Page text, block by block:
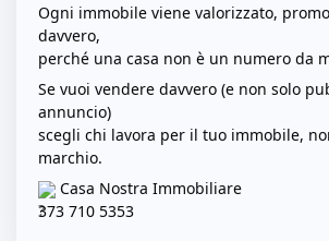
Ogni immobile viene valorizzato,
davvero,
perché una casa non è un numero da
Se vuoi vendere davvero (e non solo
annuncio)
scegli chi lavora per il tuo immobile,
marchio.
Casa Nostra Immobiliare
373 710 5353